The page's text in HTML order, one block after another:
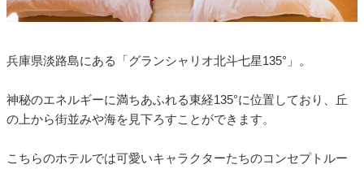
兵庫県淡路島にある「グランシャリオ北斗七星135°」。
神秘のエネルギーに満ちあふれる東経135°に位置しており、丘
の上から街並みや海を見下ろすことができます。
こちらのホテルでは可愛いキャラクターたちのコンセプトルー